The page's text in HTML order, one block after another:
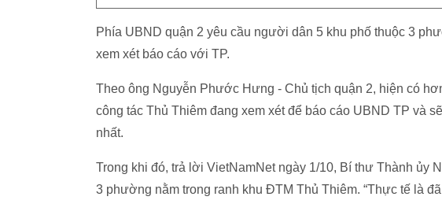
Phía UBND quận 2 yêu cầu người dân 5 khu phố thuộc 3
xem xét báo cáo với TP.
Theo ông Nguyễn Phước Hưng - Chủ tịch quận 2, hiện có
công tác Thủ Thiêm đang xem xét để báo cáo UBND TP và
nhất.
Trong khi đó, trả lời VietNamNet ngày 1/10, Bí thư Thành ủy
3 phường nằm trong ranh khu ĐTM Thủ Thiêm. “Thực tế là